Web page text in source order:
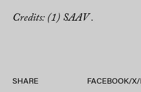
Credits: (1) SAAV .
SHARE FACEBOOK/X/